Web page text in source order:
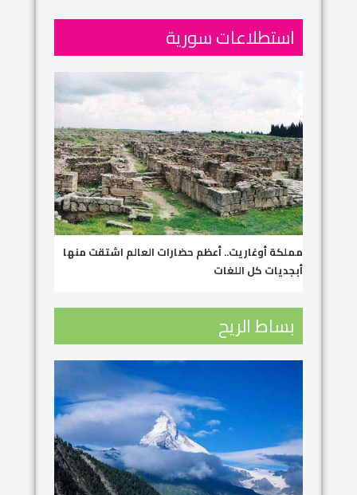
استطلاعات سورية
مملكة أوغاريت.. أعظم حضارات العالم اشتقت منها
أبجديات كل اللغات
بساط الريح